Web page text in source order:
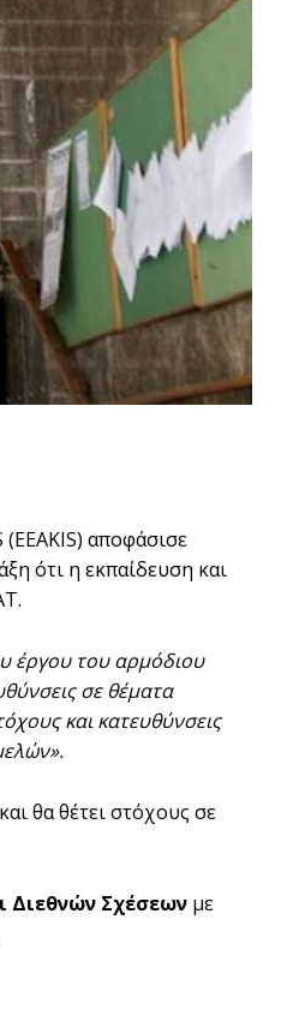
αποφάσισε
ότι η εκπαίδευση και
έργου τουαρμόδιου
σε θέματα
και κατευθύνσεις
.
θα θέτει στόχους σε
Διεθνών Σχέσεων με